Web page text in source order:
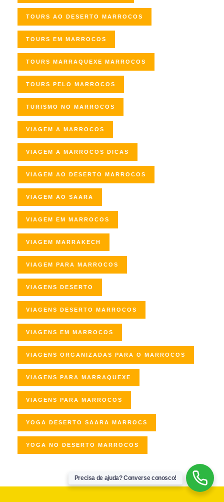
TOURS AO DESERTO MARROCOS
TOURS EM MARROCOS
TOURS MARRAQUEXE MARROCOS
TOURS PELO MARROCOS
TURISMO NO MARROCOS
VIAGEM A MARROCOS
VIAGEM A MARROCOS DICAS
VIAGEM AO DESERTO MARROCOS
VIAGEM AO SAARA
VIAGEM EM MARROCOS
VIAGEM MARRAKECH
VIAGEM PARA MARROCOS
VIAGENS DESERTO
VIAGENS DESERTO MARROCOS
VIAGENS EM MARROCOS
VIAGENS ORGANIZADAS PARA O MARROCOS
VIAGENS PARA MARRAQUEXE
VIAGENS PARA MARROCOS
YOGA DESERTO SAARA MARROCS
YOGA NO DESERTO MARROCOS
Precisa de ajuda? Converse conosco!